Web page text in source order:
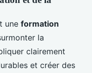
une formation
la
clairement
et créer des